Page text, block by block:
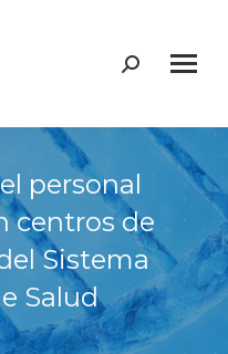
Buscar:
personal
centros de
Sistema
Salud